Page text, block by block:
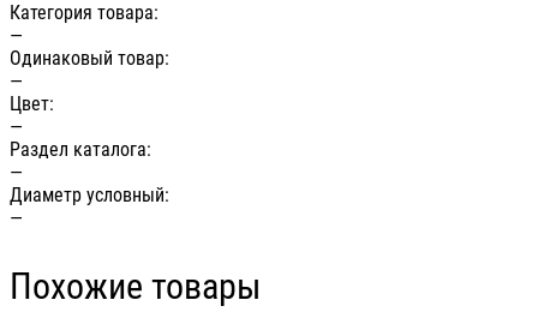
Категория товара:
—
Одинаковый товар:
—
Цвет:
—
Раздел каталога:
—
Диаметр условный:
—
Похожие товары